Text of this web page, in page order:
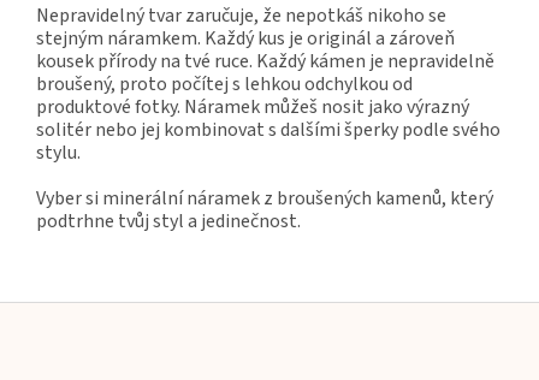
Nepravidelný tvar zaručuje, že nepotkáš nikoho se
stejným náramkem. Každý kus je originál a zároveň
kousek přírody na tvé ruce. Každý kámen je nepravidelně
broušený, proto počítej s lehkou odchylkou od
produktové fotky. Náramek můžeš nosit jako výrazný
solitér nebo jej kombinovat s dalšími šperky podle svého
stylu.
Vyber si minerální náramek z broušených kamenů, který
podtrhne tvůj styl a jedinečnost.
Z